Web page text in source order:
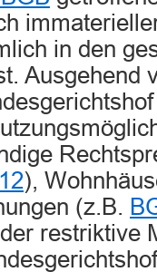
in den
Ausgehend
),
(z.B.
restriktive